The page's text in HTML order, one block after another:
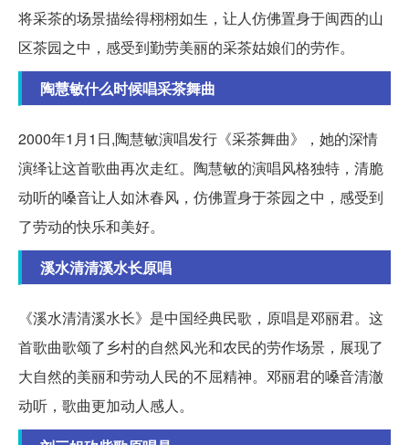
将采茶的场景描绘得栩栩如生，让人仿佛置身于闽西的山
区茶园之中，感受到勤劳美丽的采茶姑娘们的劳作。
陶慧敏什么时候唱采茶舞曲
2000年1月1日,陶慧敏演唱发行《采茶舞曲》，她的深情
演绎让这首歌曲再次走红。陶慧敏的演唱风格独特，清脆
动听的嗓音让人如沐春风，仿佛置身于茶园之中，感受到
了劳动的快乐和美好。
溪水清清溪水长原唱
《溪水清清溪水长》是中国经典民歌，原唱是邓丽君。这
首歌曲歌颂了乡村的自然风光和农民的劳作场景，展现了
大自然的美丽和劳动人民的不屈精神。邓丽君的嗓音清澈
动听，歌曲更加动人感人。